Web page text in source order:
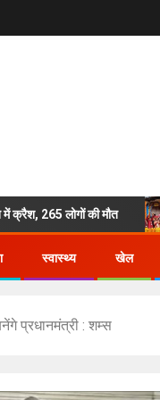
265 लोगों की मौत
स्वास्थ्य खेल
प्रधानमंत्री : शम्स